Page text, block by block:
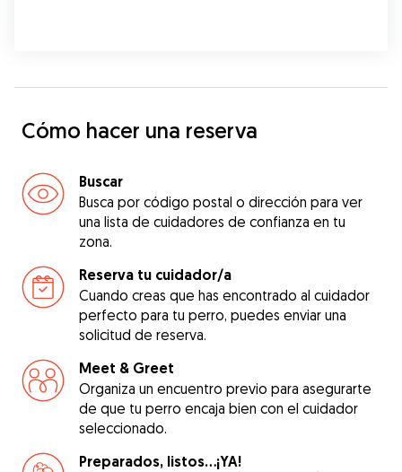
Cómo hacer una reserva
Buscar
Busca por código postal o dirección para ver
una lista de cuidadores de confianza en tu
zona.
Reserva tu cuidador/a
Cuando creas que has encontrado al cuidador
perfecto para tu perro, puedes enviar una
solicitud de reserva.
Meet & Greet
Organiza un encuentro previo para asegurarte
de que tu perro encaja bien con el cuidador
seleccionado.
Preparados, listos...¡YA!